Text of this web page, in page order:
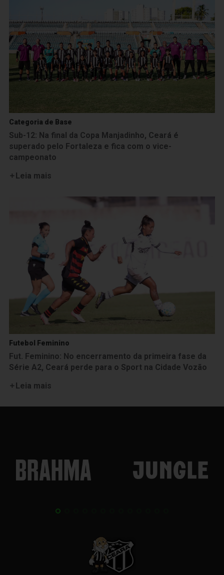
Categoria de Base
Sub-12: Na final da Copa Manjadinho, Ceará é
superado pelo Fortaleza e fica com o vice-
campeonato
Leia mais
Futebol Feminino
Fut. Feminino: No encerramento da primeira fase da
Série A2, Ceará perde para o Sport na Cidade Vozão
Leia mais